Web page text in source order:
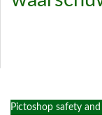
Pictoshop safety